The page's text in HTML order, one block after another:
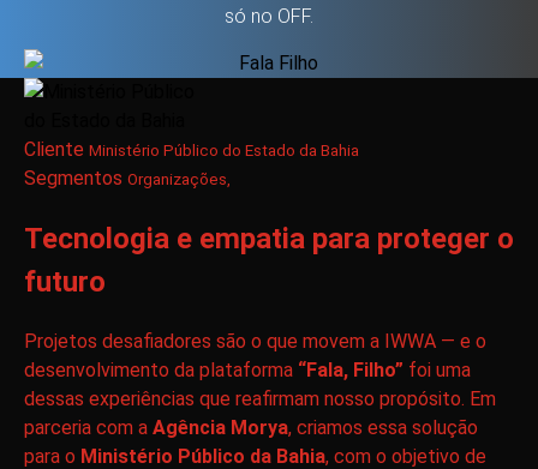
só no OFF.
Cliente Ministério Público do Estado da Bahia
Segmentos Organizações,
Tecnologia e empatia para proteger o
futuro
Projetos desafiadores são o que movem a IWWA — e o
desenvolvimento da plataforma “Fala, Filho” foi uma
dessas experiências que reafirmam nosso propósito. Em
parceria com a Agência Morya, criamos essa solução
para o Ministério Público da Bahia, com o objetivo de